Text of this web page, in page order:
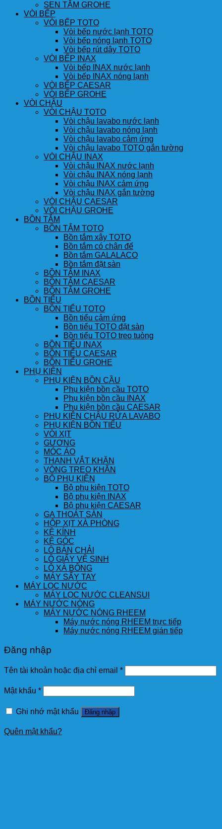
SEN TẮM GROHE
VÒI BẾP
VÒI BẾP TOTO
Vòi bếp nước lạnh TOTO
Vòi bếp nóng lạnh TOTO
Vòi bếp rút dây TOTO
VÒI BẾP INAX
Vòi bếp INAX nước lạnh
Vòi bếp INAX nóng lạnh
VÒI BẾP CAESAR
VÒI BẾP GROHE
VÒI CHẬU
VÒI CHẬU TOTO
Vòi chậu lavabo nước lạnh
Vòi chậu lavabo nóng lạnh
Vòi chậu lavabo cảm ứng
Vòi chậu lavabo TOTO gắn tường
VÒI CHẬU INAX
Vòi chậu INAX nước lạnh
Vòi chậu INAX nóng lạnh
Vòi chậu INAX cảm ứng
Vòi chậu INAX gắn tường
VÒI CHẬU CAESAR
VÒI CHẬU GROHE
BỒN TẮM
BỒN TẮM TOTO
Bồn tắm xây TOTO
Bồn tắm có chân đế
Bồn tắm GALALACO
Bồn tắm đặt sàn
BỒN TẮM INAX
BỒN TẮM CAESAR
BỒN TẮM GROHE
BỒN TIỂU
BỒN TIỂU TOTO
Bồn tiểu cảm ứng
Bồn tiểu TOTO đặt sàn
Bồn tiểu TOTO treo tuòng
BỒN TIỂU INAX
BỒN TIỂU CAESAR
BỒN TIỂU GROHE
PHỤ KIỆN
PHỤ KIỆN BỒN CẦU
Phụ kiện bồn cầu TOTO
Phụ kiện bồn cầu INAX
Phụ kiện bồn cầu CAESAR
PHỤ KIỆN CHẬU RỬA LAVABO
PHỤ KIỆN BỒN TIỂU
VÒI XỊT
GƯƠNG
MÓC ÁO
THANH VẮT KHĂN
VÒNG TREO KHĂN
BỘ PHỤ KIỆN
Bộ phụ kiện TOTO
Bộ phụ kiện INAX
Bộ phụ kiện CAESAR
GA THOÁT SÀN
HỘP XỊT XÀ PHÒNG
KỆ KÍNH
KỆ GÓC
LÔ BÀN CHẢI
LÔ GIẤY VỆ SINH
LÔ XÀ BÔNG
MÁY SẤY TAY
MÁY LỌC NƯỚC
MÁY LỌC NƯỚC CLEANSUI
MÁY NƯỚC NÓNG
MÁY NƯỚC NÓNG RHEEM
Máy nước nóng RHEEM trực tiếp
Máy nước nóng RHEEM gián tiếp
Đăng nhập
Tên tài khoản hoặc địa chỉ email *
Mật khẩu *
Ghi nhớ mật khẩu Đăng nhập
Quên mật khẩu?